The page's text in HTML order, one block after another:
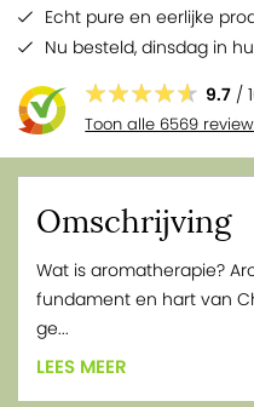
Echt pure en eerlijke
Nu besteld, dinsdag in
9.7 /
Toon alle 6569
Omschrijving
Wat is aromatherapie?
fundament en hart van
ge...
LEES MEER